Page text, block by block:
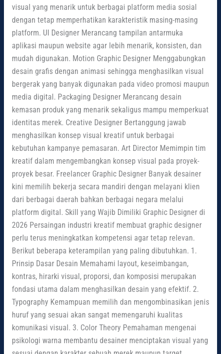
visual yang menarik untuk berbagai platform media sosial
dengan tetap memperhatikan karakteristik masing-masing
platform. UI Designer Merancang tampilan antarmuka
aplikasi maupun website agar lebih menarik, konsisten, dan
mudah digunakan. Motion Graphic Designer Menggabungkan
desain grafis dengan animasi sehingga menghasilkan visual
bergerak yang banyak digunakan pada video promosi maupun
media digital. Packaging Designer Merancang desain
kemasan produk yang menarik sekaligus mampu memperkuat
identitas merek. Creative Designer Bertanggung jawab
menghasilkan konsep visual kreatif untuk berbagai
kebutuhan kampanye pemasaran. Art Director Memimpin tim
kreatif dalam mengembangkan konsep visual pada proyek-
proyek besar. Freelancer Graphic Designer Banyak desainer
kini memilih bekerja secara mandiri dengan melayani klien
dari berbagai daerah bahkan berbagai negara melalui
platform digital. Skill yang Wajib Dimiliki Graphic Designer di
2026 Persaingan industri kreatif membuat graphic designer
perlu terus meningkatkan kompetensi agar tetap relevan.
Berikut beberapa keterampilan yang paling dibutuhkan. 1.
Prinsip Dasar Desain Memahami layout, keseimbangan,
kontras, hirarki visual, proporsi, dan komposisi merupakan
fondasi utama dalam menghasilkan desain yang efektif. 2.
Typography Kemampuan memilih dan mengombinasikan jenis
huruf yang sesuai akan sangat memengaruhi kualitas
komunikasi visual. 3. Color Theory Pemahaman mengenai
psikologi warna membantu desainer menciptakan visual yang